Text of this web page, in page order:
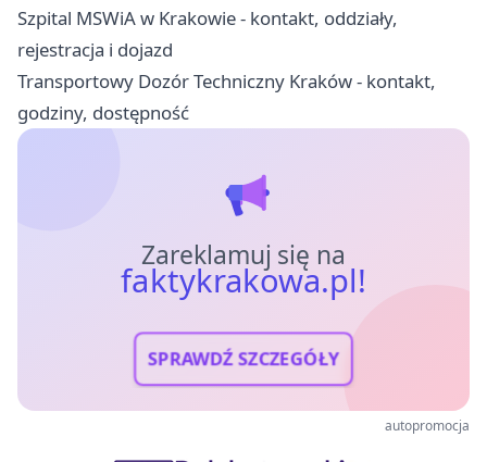
Szpital MSWiA w Krakowie - kontakt, oddziały,
rejestracja i dojazd
Transportowy Dozór Techniczny Kraków - kontakt,
godziny, dostępność
Zareklamuj się na
faktykrakowa.pl!
SPRAWDŹ SZCZEGÓŁY
autopromocja